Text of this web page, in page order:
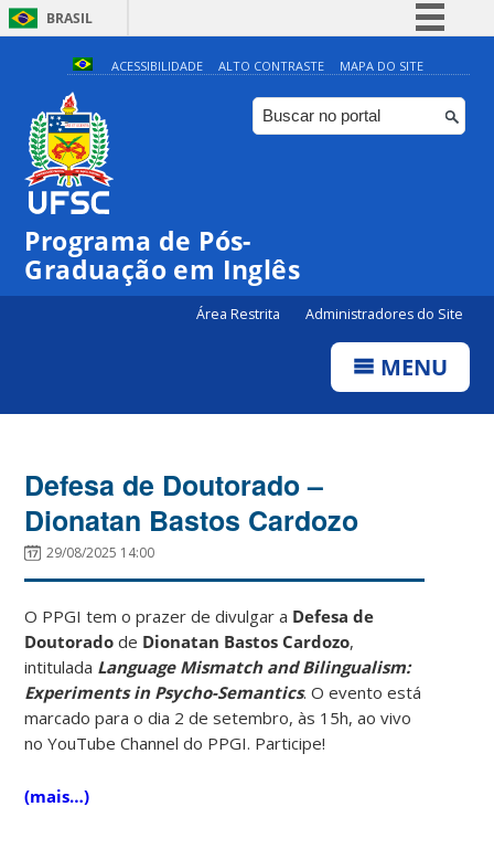
BRASIL
Simplifique!
Comunica BR
Participe
ACESSIBILIDADE ALTO CONTRASTE MAPA DO SITE
Programa de Pós-
Graduação em Inglês
Área Restrita Administradores do Site
MENU
Defesa de Doutorado –
Dionatan Bastos Cardozo
29/08/2025 14:00
O PPGI tem o prazer de divulgar a Defesa de
Doutorado de Dionatan Bastos Cardozo,
intitulada Language Mismatch and Bilingualism:
Experiments in Psycho-Semantics. O evento está
marcado para o dia 2 de setembro, às 15h, ao vivo
no YouTube Channel do PPGI. Participe!
(mais…)